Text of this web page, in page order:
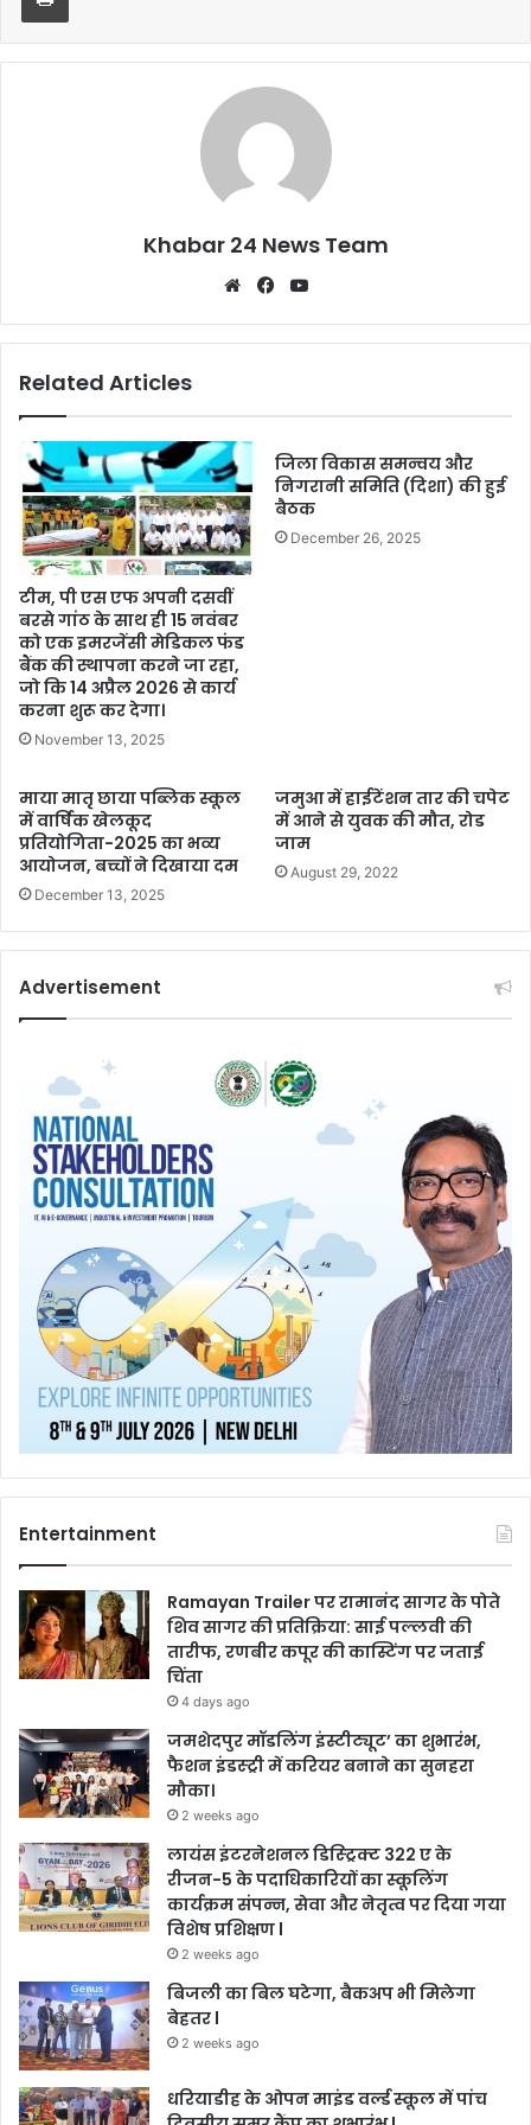
o
o
p
Khabar 24 News Team
WebsiteFacebook
Related Articles
टीम, पी एस एफ अपनी दसवीं
बरसे गांठ के साथ ही 15 नवंबर
को एक इमरजेंसी मेडिकल फंड
बैंक की स्थापना करने जा रहा,
जो कि 14 अप्रैल 2026 से कार्य
करना शुरू कर देगा।
November 13, 2025
जिला विकास समन्वय और
निगरानी समिति (दिशा) की हुई
बैठक
December 26, 2025
माया मातृ छाया पब्लिक स्कूल
में वार्षिक खेलकूद
प्रतियोगिता-2025 का भव्य
आयोजन, बच्चों ने दिखाया दम
December 13, 2025
जमुआ में हाईटेंशन तार की चपेट
में आने से युवक की मौत, रोड
जाम
August 29, 2022
Advertisement
Entertainment
Ramayan Trailer पर रामानंद सागर के पोते
शिव सागर की प्रतिक्रिया: साई पल्लवी की
तारीफ, रणबीर कपूर की कास्टिंग पर जताई
चिंता
4 days ago
जमशेदपुर मॉडलिंग इंस्टीट्यूट’ का शुभारंभ,
फैशन इंडस्ट्री में करियर बनाने का सुनहरा
मौका।
2 weeks ago
लायंस इंटरनेशनल डिस्ट्रिक्ट 322 ए के
रीजन-5 के पदाधिकारियों का स्कूलिंग
कार्यक्रम संपन्न, सेवा और नेतृत्व पर दिया गया
विशेष प्रशिक्षण l
2 weeks ago
बिजली का बिल घटेगा, बैकअप भी मिलेगा
बेहतर l
2 weeks ago
धरियाडीह के ओपन माइंड वर्ल्ड स्कूल में पांच